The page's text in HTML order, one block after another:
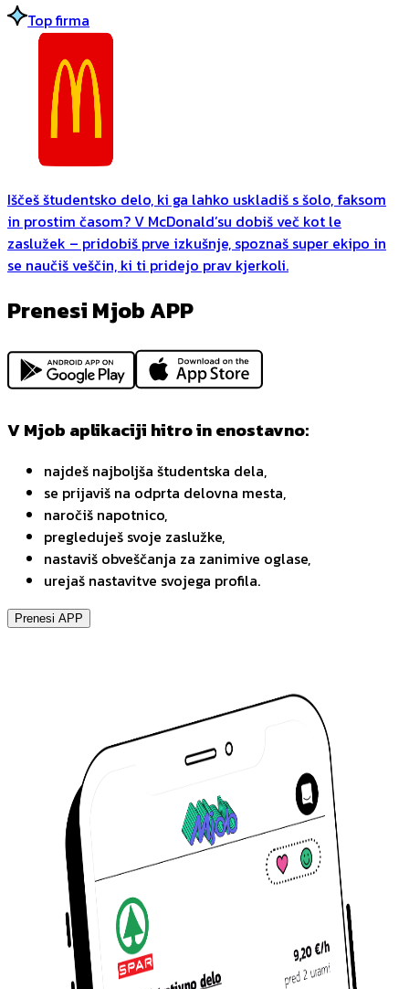
Top firma
Iščeš študentsko delo, ki ga lahko uskladiš s šolo, faksom
in prostim časom? V McDonald’su dobiš več kot le
zaslužek – pridobiš prve izkušnje, spoznaš super ekipo in
se naučiš veščin, ki ti pridejo prav kjerkoli.
Prenesi Mjob APP
V Mjob aplikaciji hitro in enostavno:
najdeš najboljša študentska dela,
se prijaviš na odprta delovna mesta,
naročiš napotnico,
pregleduješ svoje zaslužke,
nastaviš obveščanja za zanimive oglase,
urejaš nastavitve svojega profila.
Prenesi APP